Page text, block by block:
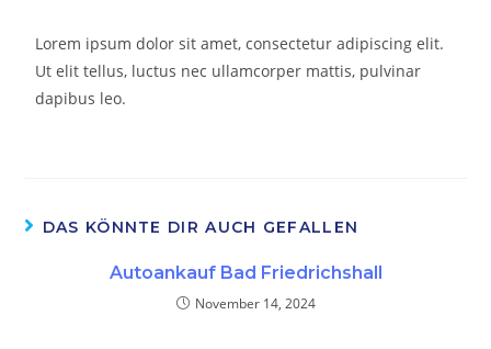
Lorem ipsum dolor sit amet, consectetur adipiscing elit.
Ut elit tellus, luctus nec ullamcorper mattis, pulvinar
dapibus leo.
DAS KÖNNTE DIR AUCH GEFALLEN
Autoankauf Bad Friedrichshall
November 14, 2024